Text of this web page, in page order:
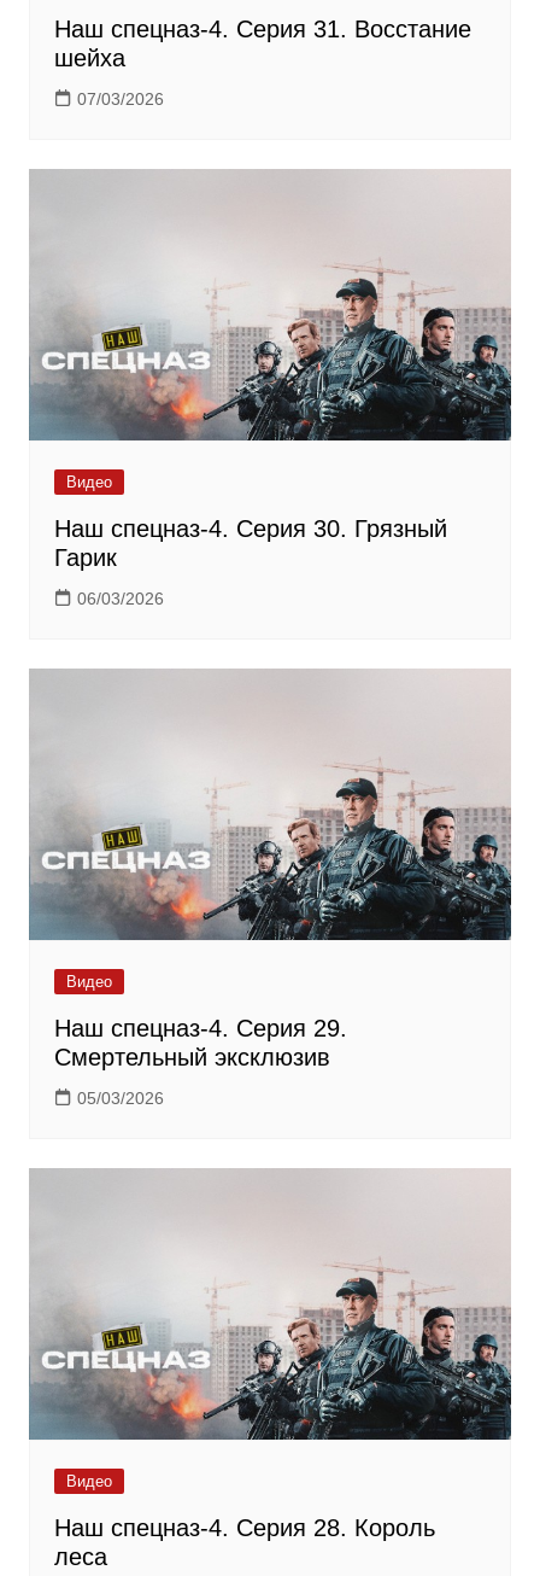
Наш спецназ-4. Серия 31. Восстание
шейха
07/03/2026
Видео
Наш спецназ-4. Серия 30. Грязный
Гарик
06/03/2026
Видео
Наш спецназ-4. Серия 29.
Смертельный эксклюзив
05/03/2026
Видео
Наш спецназ-4. Серия 28. Король
леса